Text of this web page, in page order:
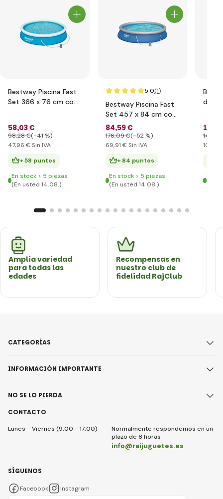
Bestway Piscina Fast
Set 366 x 76 cm con
58,03 €
98,28 €(-41 %)
47,96 € Sin IVA
+ 58 puntos
En stock > 5 piezas
(En usted 14.08.)
5.0(1)
Bestway Piscina Fast
Set 457 x 84 cm con
filtración
84,59 €
176,09 €(-52 %)
69,91 € Sin IVA
+ 84 puntos
En stock > 5 piezas
(En usted 14.08.)
de
127
146
105
(En
Amplia variedad
para todas las
edades
Recompensas en
nuestro club de
fidelidad RajClub
CONTACTO
Lunes - Viernes (9:00 - 17:00)
Normalmente respondemos en un
plazo de 8 horas
info@raijuguetes.es
CATEGORÍAS
INFORMACIÓN IMPORTANTE
NO SE LO PIERDA
SÍGUENOS
Facebook Instagram